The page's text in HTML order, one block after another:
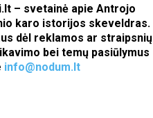
– svetainė apie Antrojo
karo istorijos skeveldras.
dėl reklamos ar straipsnių
bei temų pasiūlymus
info@nodum.lt